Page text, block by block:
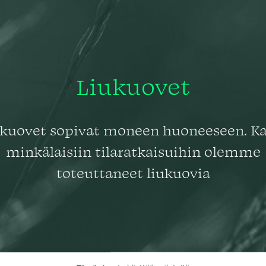
Liukuovet
sopivat moneen huoneeseen.
minkälaisiin tilaratkaisuihin olemme
toteuttaneet liukuovia